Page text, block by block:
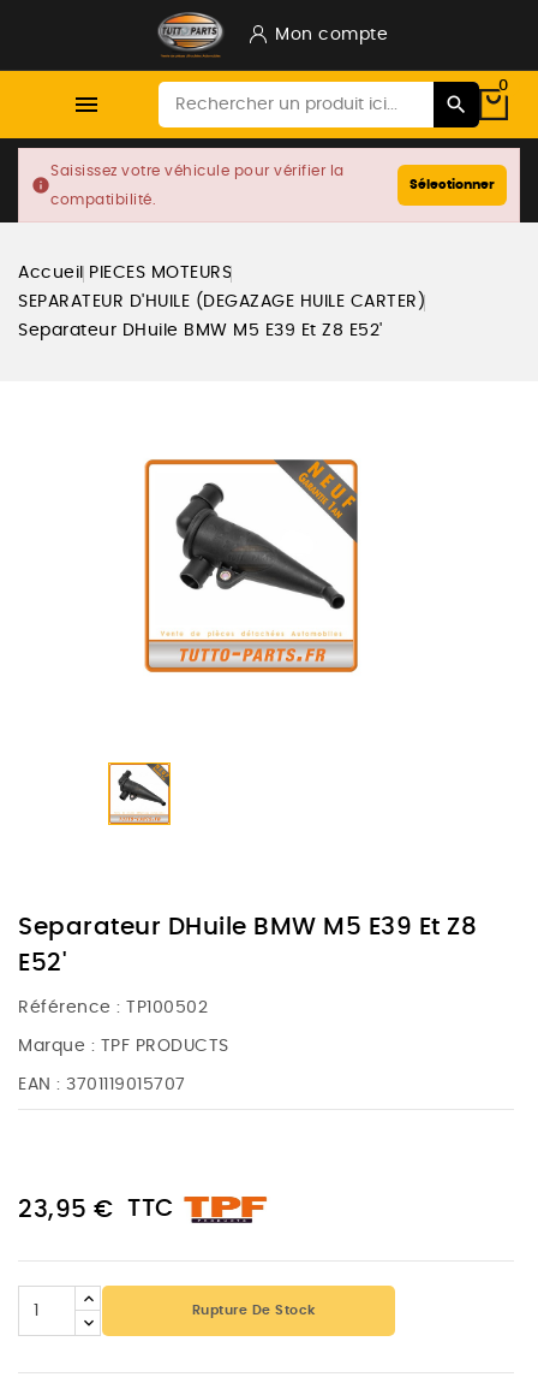
Mon compte

0
info
Saisissez votre véhicule pour vérifier la
compatibilité.
Sélectionner
Accueil
PIECES MOTEURS
SEPARATEUR D'HUILE (DEGAZAGE HUILE CARTER)
Separateur DHuile BMW M5 E39 Et Z8 E52'
Separateur DHuile BMW M5 E39 Et Z8
E52'
Référence : TP100502
Marque : TPF PRODUCTS
EAN : 3701119015707
23,95 € TTC
Rupture De Stock